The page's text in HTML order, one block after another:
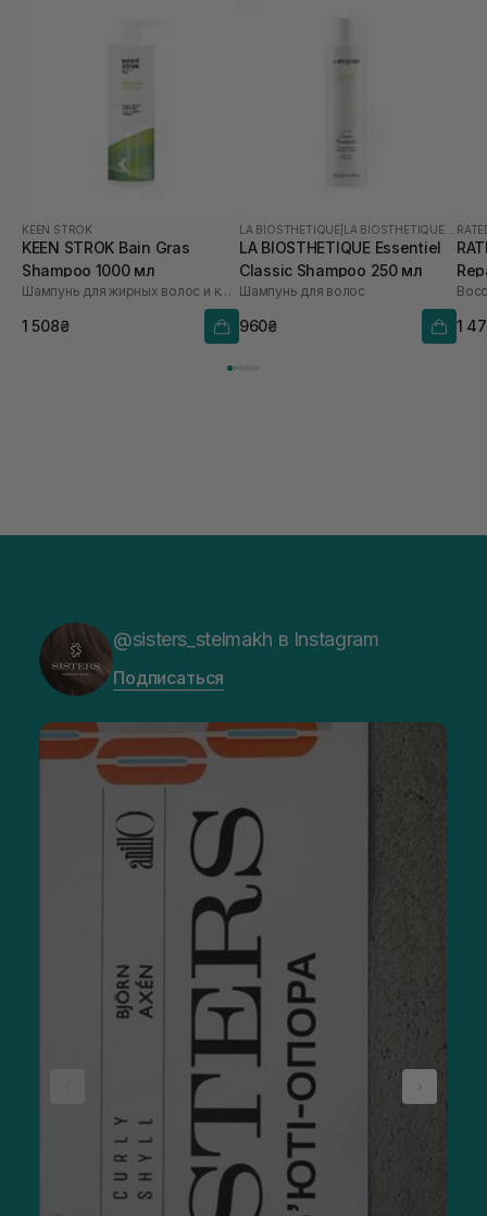
KEEN STROK
KEEN STROK Bain Gras
Shampoo 1000 мл
Шампунь для жирных волос и кожи головы
1 508₴
LA BIOSTHETIQUE
LA BIOSTHETIQUE Essentiel
Classic Shampoo 250 мл
Шампунь для волос
960₴ 1
@sisters_stelmakh в Instagram
Подписаться